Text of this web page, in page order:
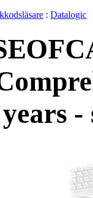
: Datalogic